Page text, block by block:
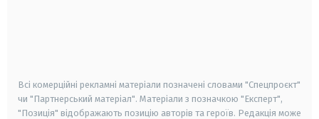
Всі комерційні рекламні матеріали позначені словами "Спецпроєкт"
чи "Партнерський матеріал". Матеріали з позначкою "Експерт",
"Позиція" відображають позицію авторів та героїв. Редакція може